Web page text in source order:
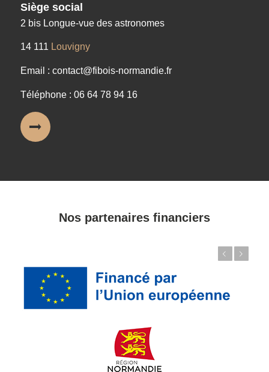
Siège social
2 bis Longue-vue des astronomes
14 111 Louvigny
Email : contact@fibois-normandie.fr
Téléphone : 06 64 78 94 16
Nos partenaires financiers